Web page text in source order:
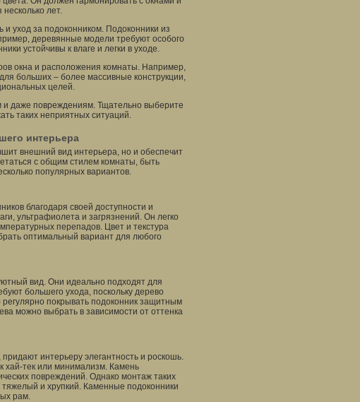
лет.
уход за подоконником. Подоконники из
деревянные модели требуют особого
устойчивы к влаге и легки в уходе.
окна и расположения комнаты. Например,
больших – более массивные конструкции,
целей.
и даже повреждениям. Тщательно выберите
таких неприятных ситуаций.
интерьера
внешний вид интерьера, но и обеспечит
с общим стилем комнаты, быть
популярных вариантов.
благодаря своей доступности и
ультрафиолета и загрязнений. Он легко
перепадов. Цвет и текстура
оптимальный вариант для любого
вид. Они идеально подходят для
большего ухода, поскольку дерево
покрывать подоконник защитным
можно выбрать в зависимости от оттенка
интерьеру элегантность и роскошь.
хай-тек или минимализм. Камень
повреждений. Однако монтаж таких
тяжелый и хрупкий. Каменные подоконники
рам.